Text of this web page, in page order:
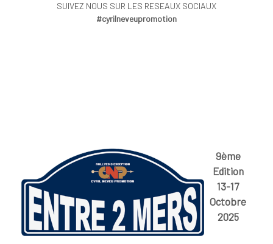
SUIVEZ NOUS SUR LES RESEAUX SOCIAUX
#cyrilneveupromotion
9ème
Edition
13-17
Octobre
2025